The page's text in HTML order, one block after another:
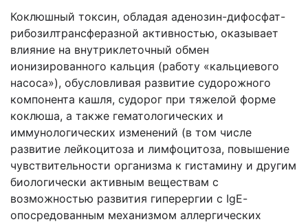
Коклюшный токсин, обладая аденозин-дифосфат-
рибозилтрансферазной активностью, оказывает
влияние на внутриклеточный обмен
ионизированного кальция (работу «кальциевого
насоса»), обусловливая развитие судорожного
компонента кашля, судорог при тяжелой форме
коклюша, а также гематологических и
иммунологических изменений (в том числе
развитие лейкоцитоза и лимфоцитоза, повышение
чувствительности организма к гистамину и другим
биологически активным веществам с
возможностью развития гиперергии с IgЕ-
опосредованным механизмом аллергических